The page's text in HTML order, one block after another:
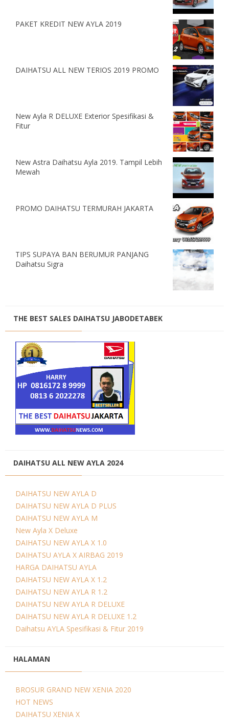
PAKET KREDIT NEW AYLA 2019
DAIHATSU ALL NEW TERIOS 2019 PROMO
New Ayla R DELUXE Exterior Spesifikasi &
Fitur
New Astra Daihatsu Ayla 2019. Tampil Lebih
Mewah
PROMO DAIHATSU TERMURAH JAKARTA
TIPS SUPAYA BAN BERUMUR PANJANG
Daihatsu Sigra
THE BEST SALES DAIHATSU JABODETABEK
DAIHATSU ALL NEW AYLA 2024
DAIHATSU NEW AYLA D
DAIHATSU NEW AYLA D PLUS
DAIHATSU NEW AYLA M
New Ayla X Deluxe
DAIHATSU NEW AYLA X 1.0
DAIHATSU AYLA X AIRBAG 2019
HARGA DAIHATSU AYLA
DAIHATSU NEW AYLA X 1.2
DAIHATSU NEW AYLA R 1.2
DAIHATSU NEW AYLA R DELUXE
DAIHATSU NEW AYLA R DELUXE 1.2
Daihatsu AYLA Spesifikasi & Fitur 2019
HALAMAN
BROSUR GRAND NEW XENIA 2020
HOT NEWS
DAIHATSU XENIA X